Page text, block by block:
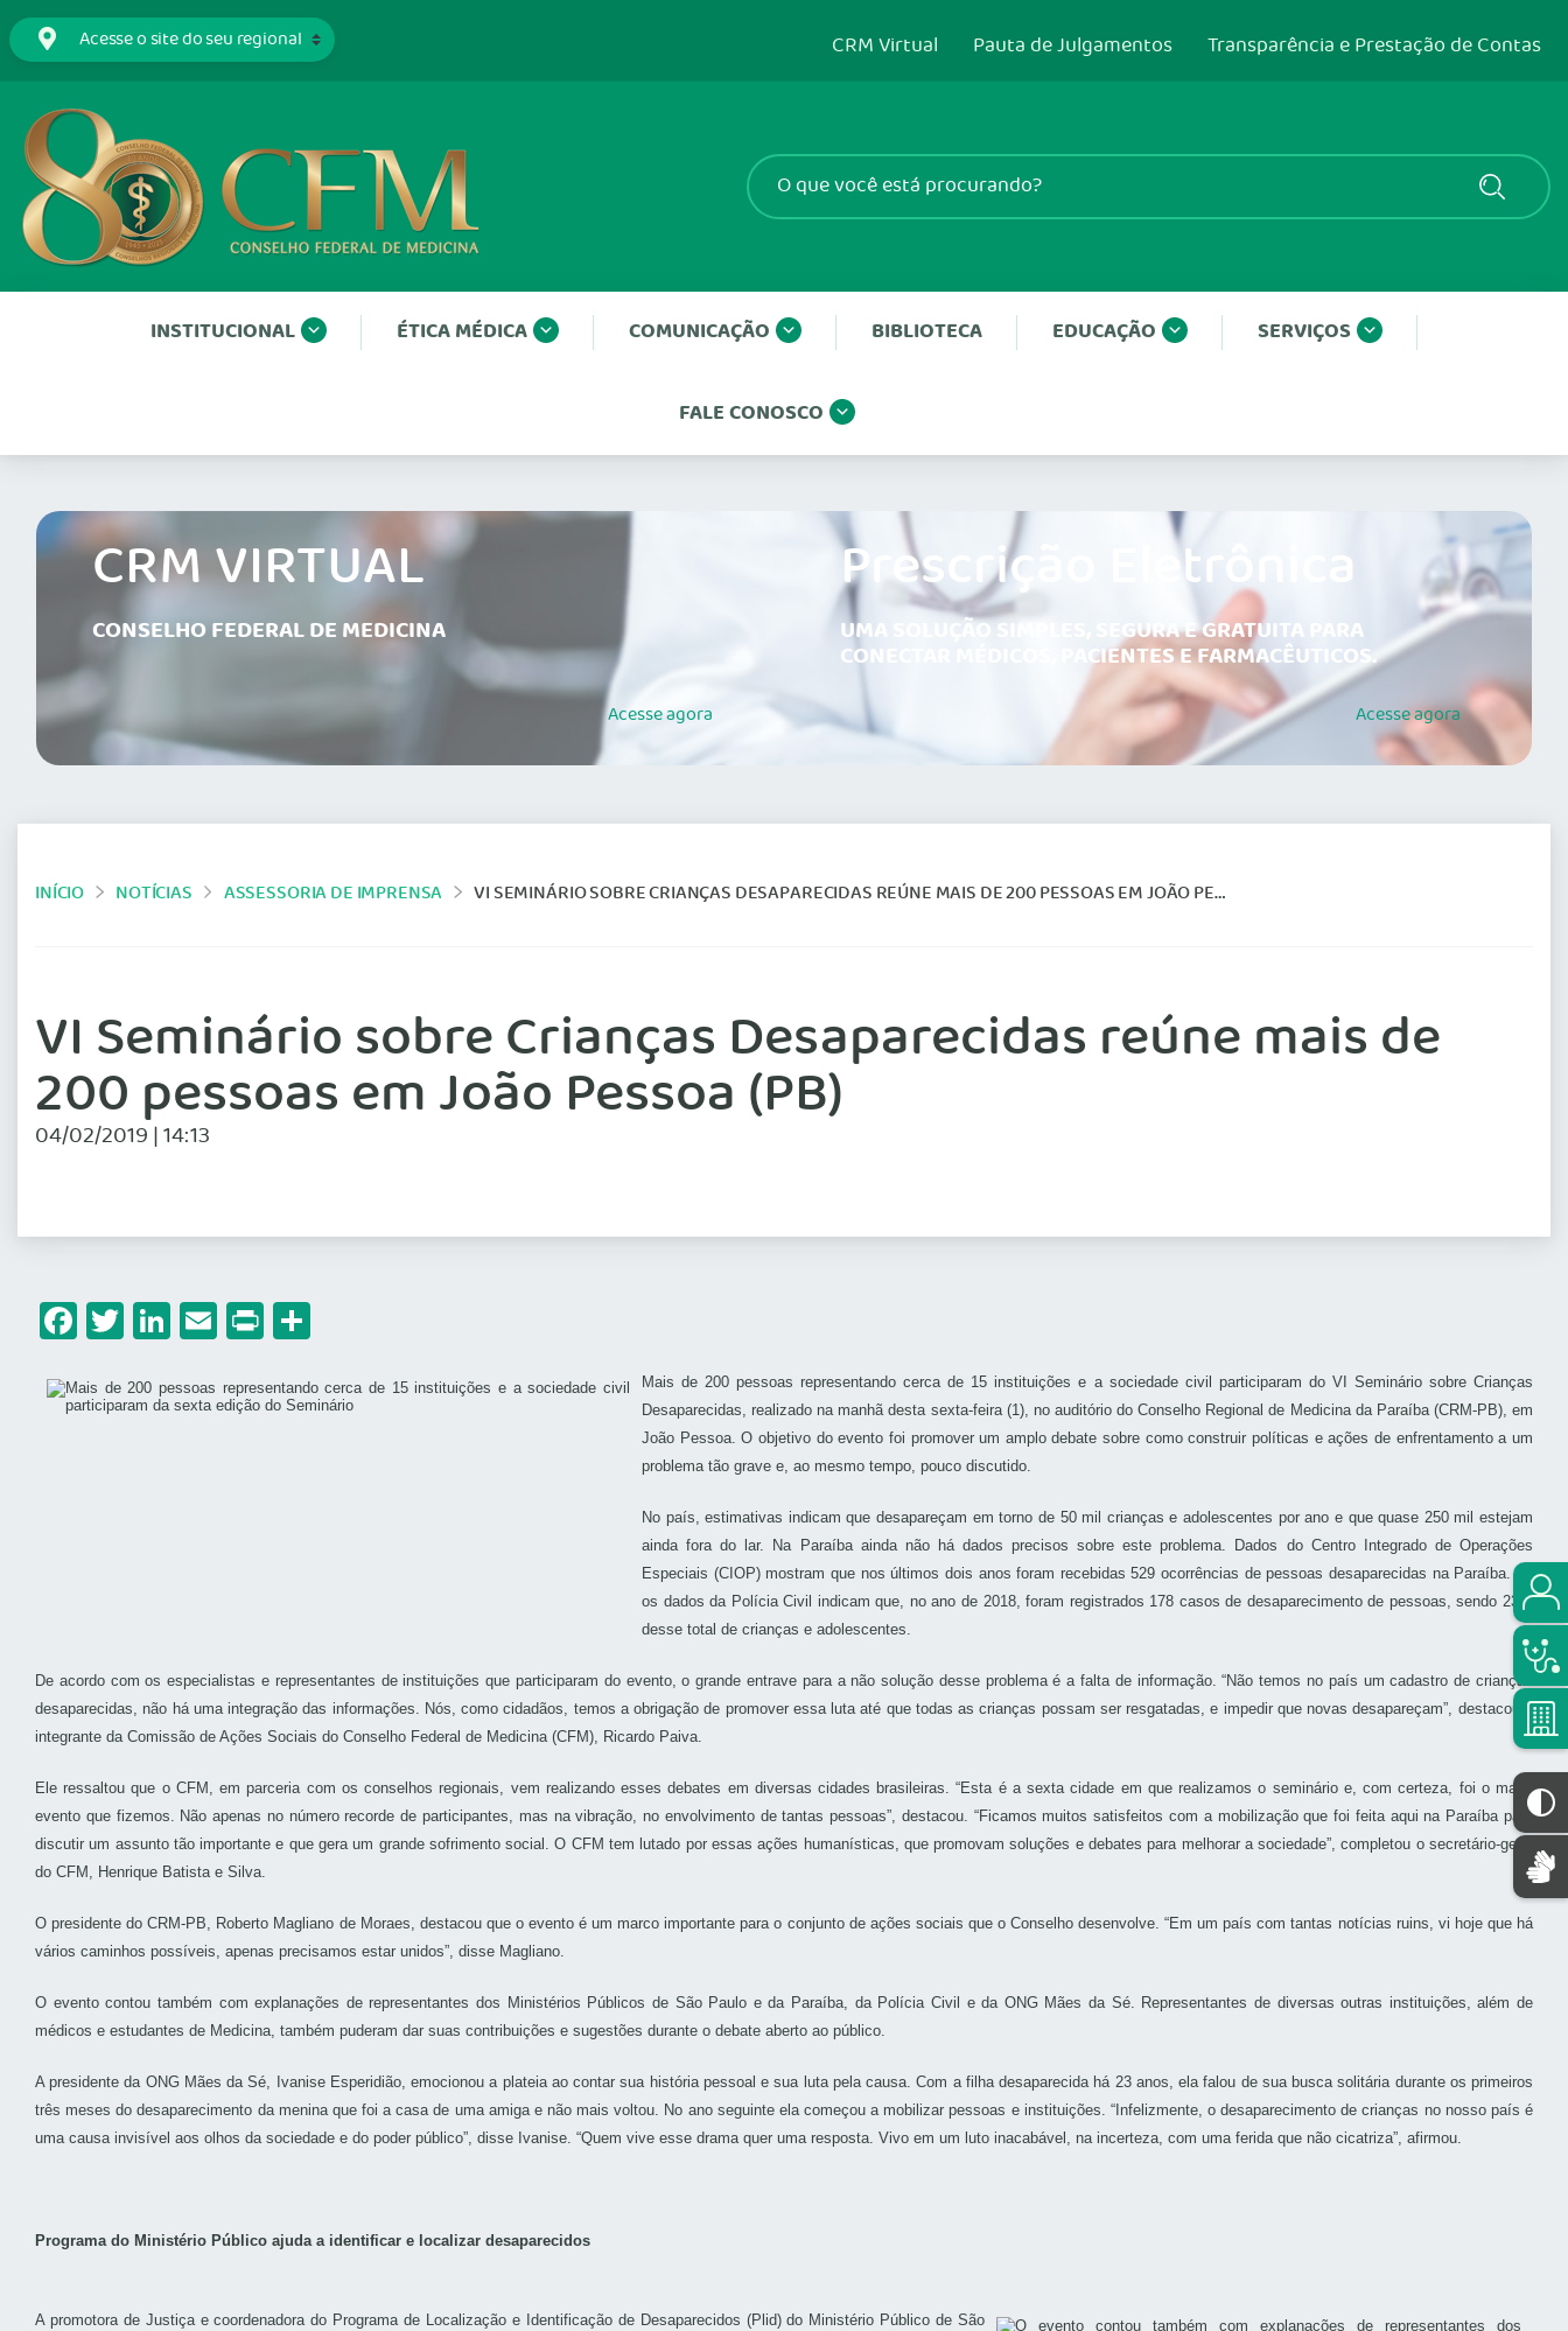
CRM Virtual Pauta de Julgamentos Transparência e Prestação de Contas
INSTITUCIONAL ÉTICA MÉDICA COMUNICAÇÃO BIBLIOTECA EDUCAÇÃO SERVIÇOS
FALE CONOSCO
CRM VIRTUAL
CONSELHO FEDERAL DE MEDICINA
Acesseagora
Prescrição Eletrônica
UMA SOLUÇÃO SIMPLES, SEGURA E GRATUITA PARA
CONECTAR MÉDICOS, PACIENTES E FARMACÊUTICOS.
Acesseagora
INÍCIO NOTÍCIAS ASSESSORIA DE IMPRENSA VI SEMINÁRIO SOBRE CRIANÇAS DESAPARECIDAS REÚNE MAIS DE 200 PESSOAS EM JOÃO PESSOA (PB)
VI Seminário sobre Crianças Desaparecidas reúne mais de
200 pessoas em João Pessoa (PB)
04/02/2019 | 14:13
Facebook
Twitter
LinkedIn
Email
Print
Mais de 200 pessoas representando cerca de 15 instituições e a sociedade civil participaram do VI Seminário sobre Crianças
Desaparecidas, realizado na manhã desta sexta-feira (1), no auditório do Conselho Regional de Medicina da Paraíba (CRM-PB), em
João Pessoa. O objetivo do evento foi promover um amplo debate sobre como construir políticas e ações de enfrentamento a um
problema tão grave e, ao mesmo tempo, pouco discutido.
No país, estimativas indicam que desapareçam em torno de 50 mil crianças e adolescentes por ano e que quase 250 mil estejam
ainda fora do lar. Na Paraíba ainda não há dados precisos sobre este problema. Dados do Centro Integrado de Operações
Especiais (CIOP) mostram que nos últimos dois anos foram recebidas 529 ocorrências de pessoas desaparecidas na Paraíba. Já
os dados da Polícia Civil indicam que, no ano de 2018, foram registrados 178 casos de desaparecimento de pessoas, sendo 23%
desse total de crianças e adolescentes.
De acordo com os especialistas e representantes de instituições que participaram do evento, o grande entrave para a não solução desse problema é a falta de informação. “Não temos no país um cadastro de crianças
desaparecidas, não há uma integração das informações. Nós, como cidadãos, temos a obrigação de promover essa luta até que todas as crianças possam ser resgatadas, e impedir que novas desapareçam”, destacou o
integrante da Comissão de Ações Sociais do Conselho Federal de Medicina (CFM), Ricardo Paiva.
Ele ressaltou que o CFM, em parceria com os conselhos regionais, vem realizando esses debates em diversas cidades brasileiras. “Esta é a sexta cidade em que realizamos o seminário e, com certeza, foi o maior
evento que fizemos. Não apenas no número recorde de participantes, mas na vibração, no envolvimento de tantas pessoas”, destacou. “Ficamos muitos satisfeitos com a mobilização que foi feita aqui na Paraíba para
discutir um assunto tão importante e que gera um grande sofrimento social. O CFM tem lutado por essas ações humanísticas, que promovam soluções e debates para melhorar a sociedade”, completou o secretário-geral
do CFM, Henrique Batista e Silva.
O presidente do CRM-PB, Roberto Magliano de Moraes, destacou que o evento é um marco importante para o conjunto de ações sociais que o Conselho desenvolve. “Em um país com tantas notícias ruins, vi hoje que há
vários caminhos possíveis, apenas precisamos estar unidos”, disse Magliano.
O evento contou também com explanações de representantes dos Ministérios Públicos de São Paulo e da Paraíba, da Polícia Civil e da ONG Mães da Sé. Representantes de diversas outras instituições, além de
médicos e estudantes de Medicina, também puderam dar suas contribuições e sugestões durante o debate aberto ao público.
A presidente da ONG Mães da Sé, Ivanise Esperidião, emocionou a plateia ao contar sua história pessoal e sua luta pela causa. Com a filha desaparecida há 23 anos, ela falou de sua busca solitária durante os primeiros
três meses do desaparecimento da menina que foi a casa de uma amiga e não mais voltou. No ano seguinte ela começou a mobilizar pessoas e instituições. “Infelizmente, o desaparecimento de crianças no nosso país é
uma causa invisível aos olhos da sociedade e do poder público”, disse Ivanise. “Quem vive esse drama quer uma resposta. Vivo em um luto inacabável, na incerteza, com uma ferida que não cicatriza”, afirmou.
Programa do Ministério Público ajuda a identificar e localizar desaparecidos
A promotora de Justiça e coordenadora do Programa de Localização e Identificação de Desaparecidos (Plid) do Ministério Público de São